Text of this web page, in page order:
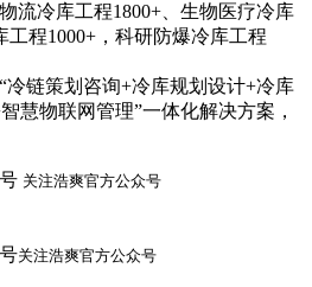
流冷库工程1800+、生物医疗冷库
工程1000+，科研防爆冷库工程
冷链策划咨询+冷库规划设计+冷库
慧物联网管理”一体化解决方案，
关注浩爽官方公众号
关注浩爽官方公众号